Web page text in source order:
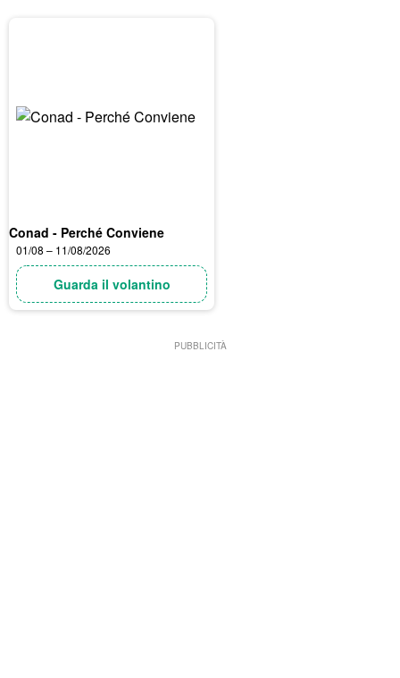
Conad - Perché Conviene
01/08 – 11/08/2026
Guarda il volantino
PUBBLICITÀ